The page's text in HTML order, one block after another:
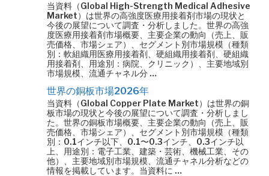
当資料（Global High-Strength Medical Adhesive
Market）は世界の高強度医療用接着剤市場の現状と
今後の展望について調査・分析しました。世界の高強
度医療用接着剤市場概要、主要企業の動向（売上、販
売価格、市場シェア）、セグメント別市場規模（種類
別：軟組織用医療用接着剤、硬組織用接着剤、硬組織
用接着剤、用途別：病院、クリニック）、主要地域別
市場規模、流通チャネル分 …
世界の銅板市場2026年
当資料（Global Copper Plate Market）は世界の銅
板市場の現状と今後の展望について調査・分析しまし
た。世界の銅板市場概要、主要企業の動向（売上、販
売価格、市場シェア）、セグメント別市場規模（種類
別：0.1インチ以下、0.1〜0.3インチ、0.3インチ以
上、用途別：電子工業、建築・芸術、機械工業、その
他）、主要地域別市場規模、流通チャネル分析などの
情報を掲載しています。当資料に …